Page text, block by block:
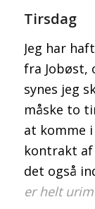
Tirsdag
Jeg har
fra Jobøst,
synes jeg
måske to
at komme
kontrakt af
det også
er helt